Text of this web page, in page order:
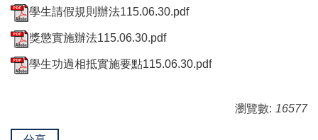
學生請假規則辦法115.06.30.pdf
獎懲實施辦法115.06.30.pdf
學生功過相抵實施要點115.06.30.pdf
瀏覽數: 16577